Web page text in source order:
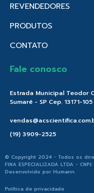
REVENDEDORES
PRODUTOS
CONTATO
Fale conosco
Estrada Municipal Teodor
Sumaré - SP Cep. 13171-105
(19) 3909-2525
© Copyright 2024 - Todos os
FINA ESPECIALIZADA LTDA -
Desenvolvido por Humann.
Política de privacidade